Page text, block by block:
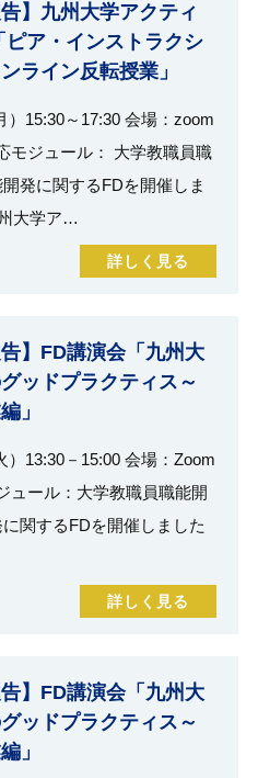
】九州大学アクティ
ア・インストラクシ
ライン反転授業」
）15:30～17:30 会場：zoom
モジュール： 大学教職員職
発に関するFDを開催しま
大学ア…
詳しく見る
】FD講演会「九州大
ッドプラクティス～
」
）13:30－15:00 会場：Zoom
ュール：大学教職員職能開
関するFDを開催しました
詳しく見る
】FD講演会「九州大
ッドプラクティス～
」